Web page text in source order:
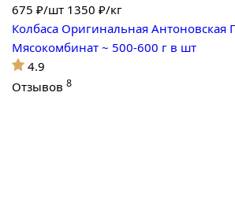
675 ₽/шт 1350 ₽/кг
Колбаса Оригинальная Антоновская
Мясокомбинат ~ 500-600 г в шт
4.9
Отзывов 8